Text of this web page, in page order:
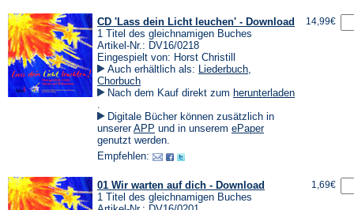
CD 'Lass dein Licht leuchen' - Download
1 Titel des gleichnamigen Buches
Artikel-Nr.: DV16/0218
Eingespielt von: Horst Christill
Auch erhältlich als: Liederbuch,
Chorbuch
Nach dem Kauf direkt zum herunterladen
in
einem
neuen
Tab)
.
Digitale Bücher können zusätzlich in
unsererAPP (Öffnet
in
neuen
und in unserem ePaper(Öffnet
genutzt werden.
Empfehlen:
14,99€
01 Wir warten auf dich - Download
1 Titel des gleichnamigen Buches
1,69€